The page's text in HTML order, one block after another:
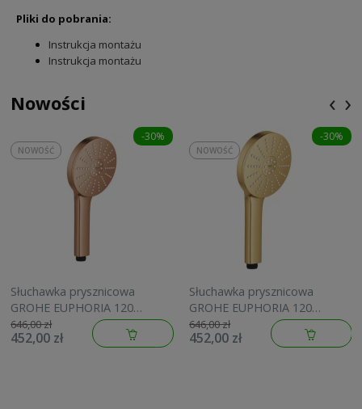
Pliki do pobrania:
Instrukcja montażu
Instrukcja montażu
Nowości
-30%
Słuchawka prysznicowa
GROHE EUPHORIA 120
brushed warm sunset
134883DL00
646,00 zł
452,00 zł
NOWOŚĆ
-30%
Słuchawka prysznicowa
GROHE EUPHORIA 120
brushed cool sunrise
134883GN00
646,00 zł
452,00 zł
NOWOŚĆ
‹ ›